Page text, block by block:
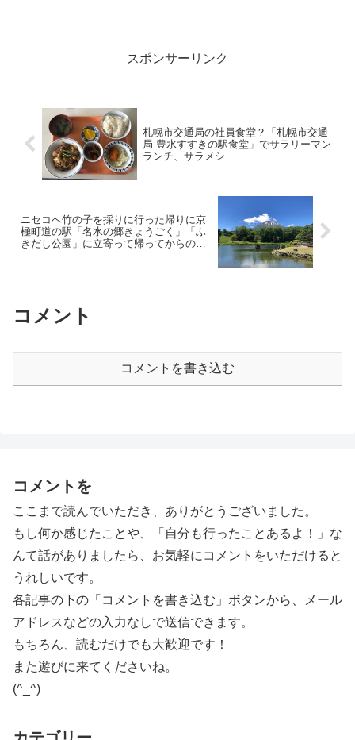
スポンサーリンク
札幌市交通局の社員食堂？「札幌市交通
局 豊水すすきの駅食堂」でサラリーマン
ランチ、サラメシ
ニセコへ竹の子を採りに行った帰りに京
極町道の駅「名水の郷きょうごく」「ふ
きだし公園」に立寄って帰ってからの〜
コメント
コメントを書き込む
コメントを
ここまで読んでいただき、ありがとうございました。
もし何か感じたことや、「自分も行ったことあるよ！」な
んて話がありましたら、お気軽にコメントをいただけると
うれしいです。
各記事の下の「コメントを書き込む」ボタンから、メール
アドレスなどの入力なしで送信できます。
もちろん、読むだけでも大歓迎です！
また遊びに来てくださいね。
(^_^)